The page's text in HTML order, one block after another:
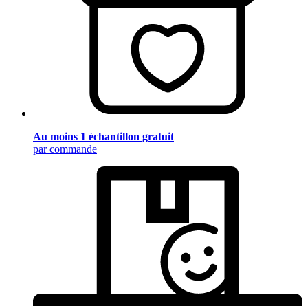
Au moins 1 échantillon gratuit
par commande